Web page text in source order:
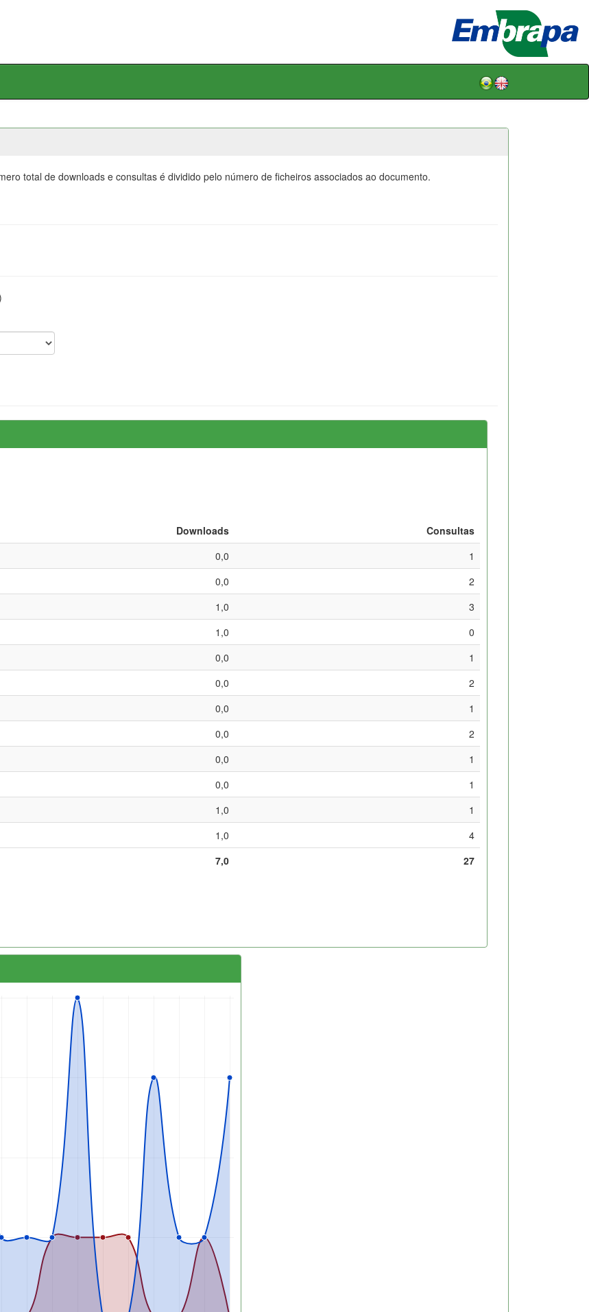
total de downloads e consultas é dividido pelo número de ficheiros associados ao documento.
Downloads
Consultas
0,0
1
0,0
2
1,0
3
1,0
0
0,0
1
0,0
2
0,0
1
0,0
2
0,0
1
0,0
1
1,0
1
1,0
4
7,0
27